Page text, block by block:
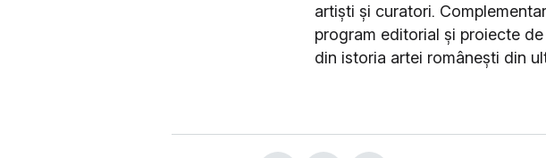
artiști și curatori.
program editorial și proiecte
din istoria artei românești din